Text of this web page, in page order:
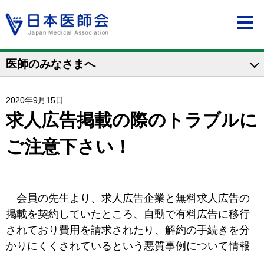
医師のみなさまへ
2020年9月15日
求人広告掲載の際のトラブルに
ご注意下さい！
会員の先生より、求人広告企業と無料求人広告の
掲載を契約していたところ、自動で有料広告に移行
されており費用を請求されたり、解約の手続きを分
かりにくくされているという悪質事例について情報